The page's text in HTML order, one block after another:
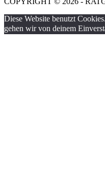
Diese Website benutzt
gehen wir von deinem